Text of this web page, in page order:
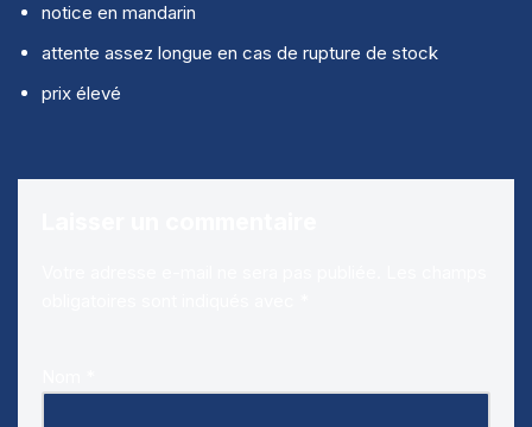
notice en mandarin
attente assez longue en cas de rupture de stock
prix élevé